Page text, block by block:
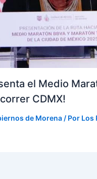
el Medio
CDMX!
de Morena / Por Los